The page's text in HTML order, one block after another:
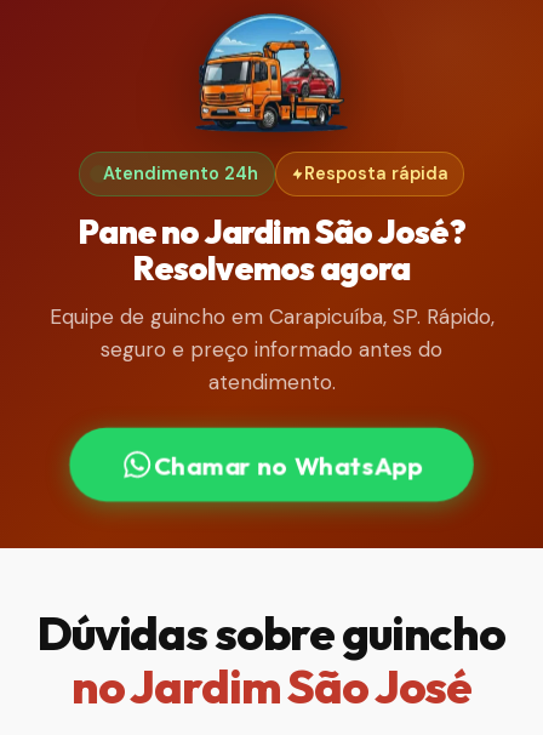
Atendimento 24h Resposta rápida
Pane no Jardim São José?
Resolvemos agora
Equipe de guincho em Carapicuíba, SP. Rápido,
seguro e preço informado antes do
atendimento.
Chamar no WhatsApp
Dúvidas sobre guincho
no Jardim São José